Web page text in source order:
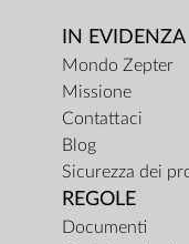
IN EVIDENZA
Mondo Zepter
Missione
Contattaci
Blog
Sicurezza dei
REGOLE
Documenti